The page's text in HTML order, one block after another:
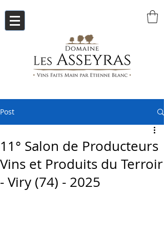
Post
11° Salon de Producteurs
Vins et Produits du Terroir
- Viry (74) - 2025